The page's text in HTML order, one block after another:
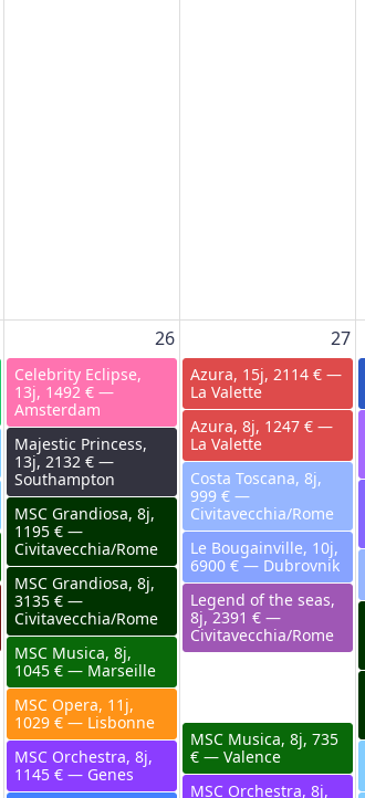
26
Celebrity Eclipse,
13j, 1492 € —
Amsterdam
Majestic Princess,
13j, 2132 € —
Southampton
MSC Grandiosa, 8j,
1195 € —
Civitavecchia/Rome
MSC Grandiosa, 8j,
3135 € —
Civitavecchia/Rome
MSC Musica, 8j,
1045 € — Marseille
MSC Opera, 11j,
1029 € — Lisbonne
MSC Orchestra, 8j,
1145 € — Genes
27
Azura, 15j, 2114 € —
La Valette
Azura, 8j, 1247 € —
La Valette
Costa Toscana, 8j,
999 € —
Civitavecchia/Rome
Le Bougainville, 10j,
6900 € — Dubrovnik
Legend of the seas,
8j, 2391 € —
Civitavecchia/Rome
MSC Musica, 8j, 735
€ — Valence
MSC Orchestra, 8j,